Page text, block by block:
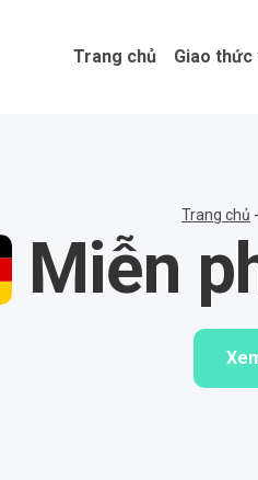
Trang chủ Giao thức
Trang chủ -
Miễn